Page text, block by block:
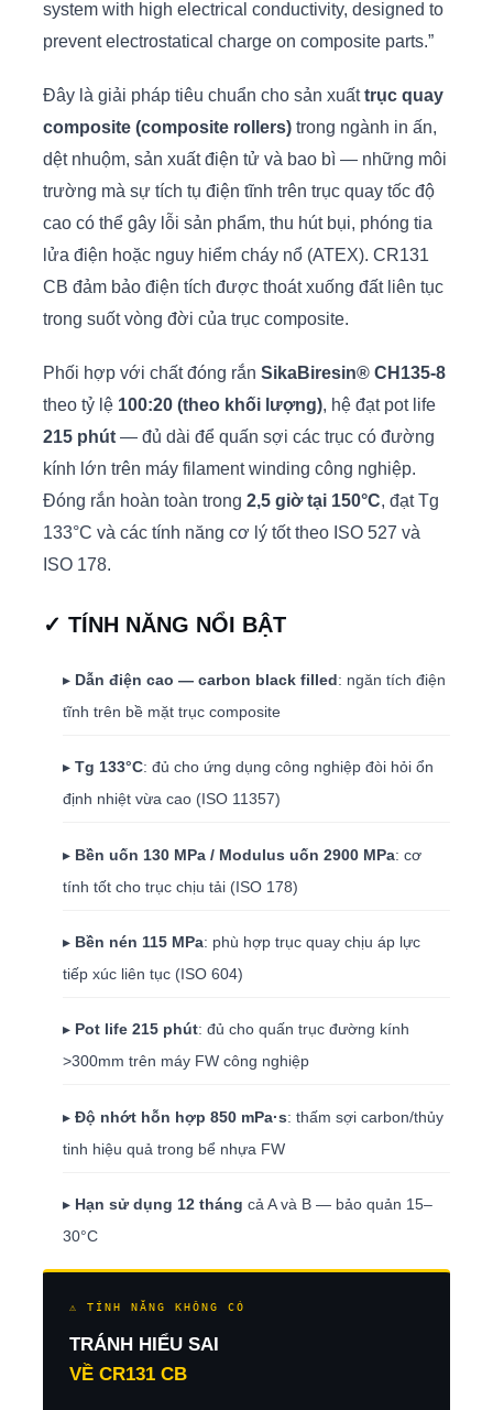
system with high electrical conductivity, designed to
prevent electrostatical charge on composite parts.”
Đây là giải pháp tiêu chuẩn cho sản xuấttrục quay
composite (composite rollers) trong ngành in ấn,
dệt nhuộm, sản xuất điện tử và bao bì — những môi
trường mà sự tích tụ điện tĩnh trên trục quay tốc độ
cao có thể gây lỗi sản phẩm, thu hút bụi, phóng tia
lửa điện hoặc nguy hiểm cháy nổ (ATEX). CR131
CB đảm bảo điện tích được thoát xuống đất liên tục
trong suốt vòng đời của trục composite.
Phối hợp với chất đóng rắn SikaBiresin® CH135-8
theo tỷ lệ 100:20 (theo khối lượng), hệ đạt pot life
215 phút — đủ dài để quấn sợi các trục có đường
kính lớn trên máy filament winding công nghiệp.
Đóng rắn hoàn toàn trong 2,5 giờ tại 150°C, đạt Tg
133°C và các tính năng cơ lý tốt theo ISO 527 và
ISO 178.
✓ TÍNH NĂNG NỔI BẬT
▸ Dẫn điện cao — carbon black filled: ngăn tích điện
tĩnh trên bề mặt trục composite
▸Tg 133°C: đủ cho ứng dụng công nghiệp đòi hỏi ổn
định nhiệt vừa cao (ISO 11357)
▸ Bền uốn 130 MPa / Modulus uốn 2900 MPa: cơ
tính tốt cho trục chịu tải (ISO 178)
▸ Bền nén 115 MPa: phù hợp trục quay chịu áp lực
tiếp xúc liên tục (ISO 604)
▸ Pot life 215 phút: đủ cho quấn trục đường kính
>300mm trên máy FW công nghiệp
▸Độ nhớt hỗn hợp 850 mPa·s: thấm sợi carbon/thủy
tinh hiệu quả trong bể nhựa FW
▸ Hạn sử dụng 12 tháng cả A và B — bảo quản 15–
30°C
⚠ TÍNH NĂNG KHÔNG CÓ
TRÁNH HIỂU SAI
VỀ CR131 CB